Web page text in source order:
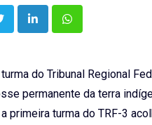
LinkedInWhatsapp
do Tribunal Regional
permanente da terra
primeira turma do TRF-3